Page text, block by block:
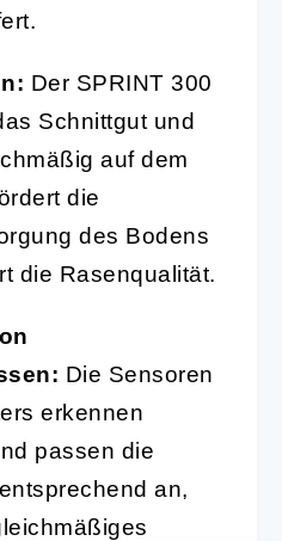
Der SPRINT 300
Schnittgut und
auf dem
die
des Bodens
die Rasenqualität.
Die Sensoren
erkennen
passen die
an,